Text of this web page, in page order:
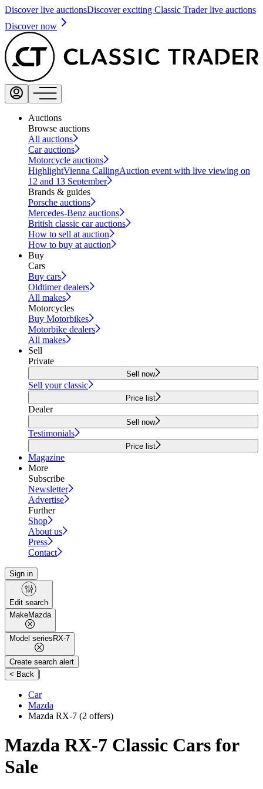
Discover live auctionsDiscover exciting Classic Trader live auctions
Discover now
Auctions
Browse auctions
All auctions
Car auctions
Motorcycle auctions
HighlightVienna CallingAuction event with live viewing on
12 and 13 September
Brands & guides
Porsche auctions
Mercedes-Benz auctions
British classic car auctions
How to sell at auction
How to buy at auction
Buy
Cars
Buy cars
Oldtimer dealers
All makes
Motorcycles
Buy Motorbikes
Motorbike dealers
All makes
Sell
Private
Sell now
Sell your classic
Price list
Dealer
Sell now
Testimonials
Price list
Magazine
More
Subscribe
Newsletter
Advertise
Further
Shop
About us
Press
Contact
Sign in
Edit search
MakeMazda
Model series RX-7
Create search alert
< Back |
Car
Mazda
Mazda RX-7 (2 offers)
Mazda RX-7 Classic Cars for
Sale